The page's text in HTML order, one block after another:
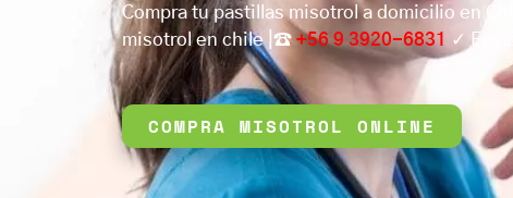
Compra tu pastillas misotrol a domicilio en
misotrol en chile |☎️ +56 9 3920-6831 ✓
COMPRA MISOTROL ONLINE